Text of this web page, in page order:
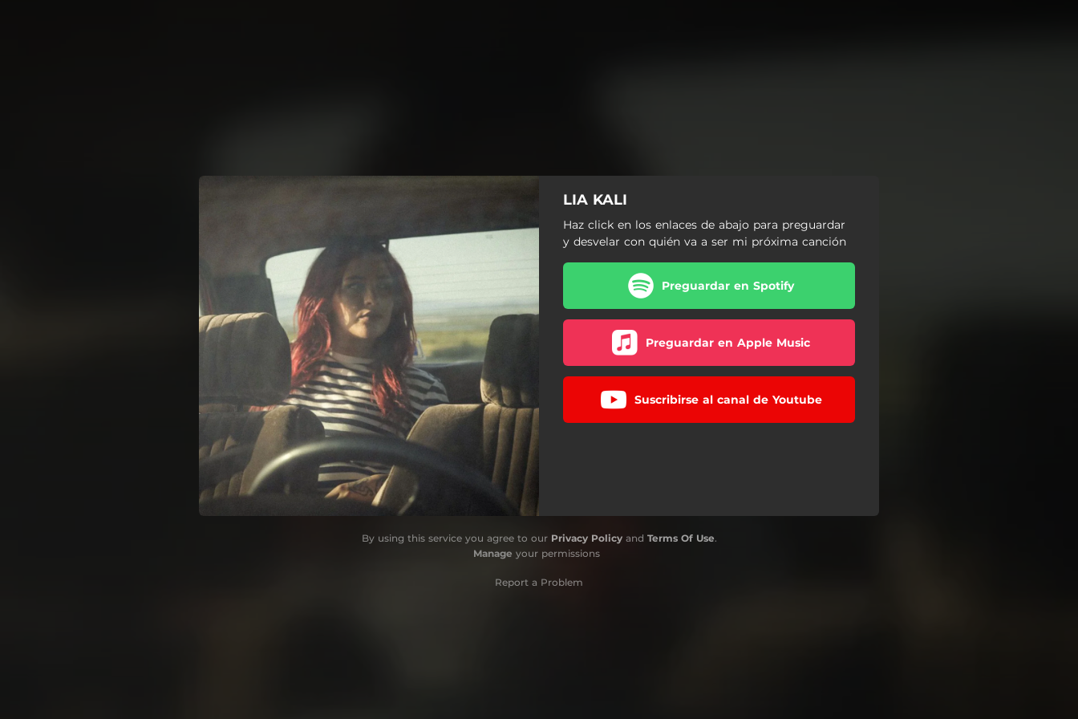
LIA KALI
Haz click en los enlaces de abajo para preguardar
y desvelar con quién va a ser mi próxima canción
Preguardar en Spotify
Preguardar en Apple Music
Suscribirse al canal de Youtube
By using this service you agree to our Privacy Policyand Terms Of Use.
Manage your permissions
Report a Problem